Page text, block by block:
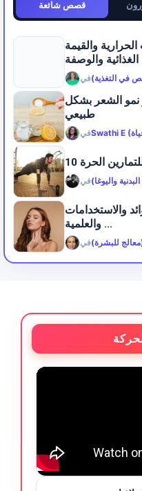
قصص شائعة
والقيمة
الغذائية والوصفة
فيفي التغذية)
نمو الشعر بشكل
طبيعي
في
الحرة
فيواليوغا)
والاستخدامات
والعلمية ...
فيللبشرة)